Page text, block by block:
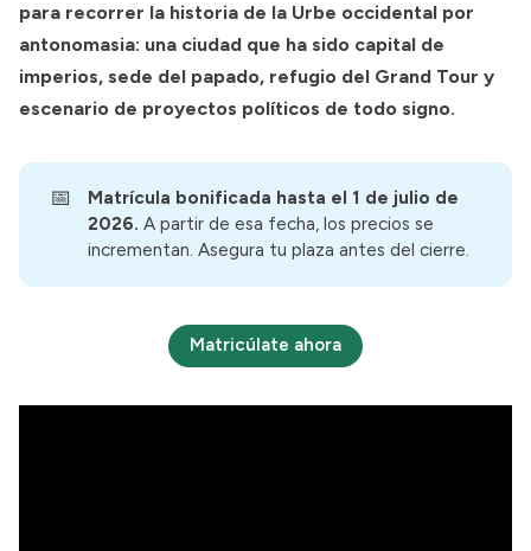
para recorrer la historia de la Urbe occidental por
antonomasia: una ciudad que ha sido capital de
imperios, sede del papado, refugio del Grand Tour y
escenario de proyectos políticos de todo signo.
📅
Matrícula bonificada hasta el 1 de julio de
2026. A partir de esa fecha, los precios se
incrementan. Asegura tu plaza antes del cierre.
Matricúlate ahora